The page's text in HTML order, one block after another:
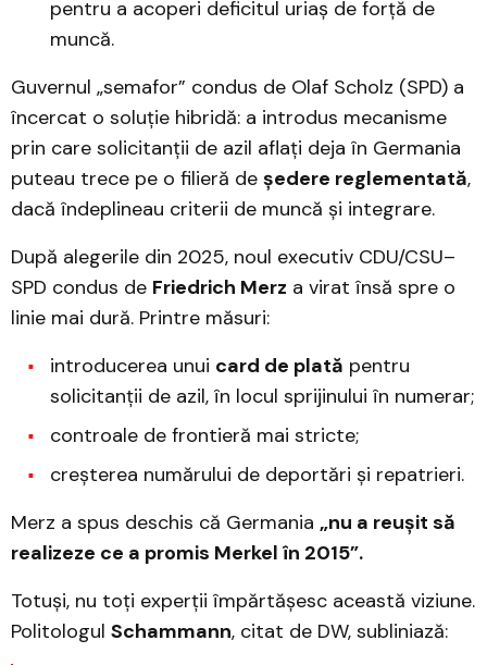
pentru a acoperi deficitul uriaș de forță de
muncă.
Guvernul „semafor” condus de Olaf Scholz (SPD) a
încercat o soluție hibridă: a introdus mecanisme
prin care solicitanții de azil aflați deja în Germania
puteau trece pe o filieră de ședere reglementată,
dacă îndeplineau criterii de muncă și integrare.
După alegerile din 2025, noul executiv CDU/CSU–
SPD condus de Friedrich Merz a virat însă spre o
linie mai dură. Printre măsuri:
introducerea unui card de plată pentru
solicitanții de azil, în locul sprijinului în numerar;
controale de frontieră mai stricte;
creșterea numărului de deportări și repatrieri.
Merz a spus deschis că Germania „nu a reușit să
realizeze ce a promis Merkel în 2015”.
Totuși, nu toți experții împărtășesc această viziune.
Politologul Schammann, citat de DW, subliniază: